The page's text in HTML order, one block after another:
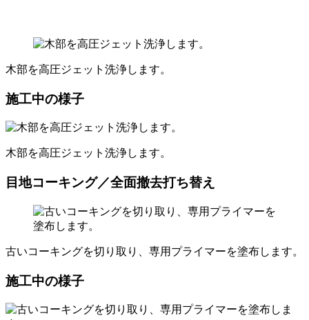
木部を高圧ジェット洗浄します。
施工中の様子
木部を高圧ジェット洗浄します。
目地コーキング／全面撤去打ち替え
古いコーキングを切り取り、専用プライマーを塗布します。
施工中の様子